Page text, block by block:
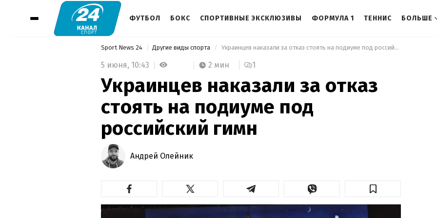
ФУТБОЛ БОКС СПОРТИВНЫЕ ЭКСКЛЮЗИВЫ ФОРМУЛА 1 ТЕННИС БОЛЬШЕ
Sport News 24 Другие виды спорта Украинцев наказали за отказ стоять на подиуме под российский гимн
5 июня, 10:43 2 мин 1
Украинцев наказали за отказ
стоять на подиуме под
российский гимн
Андрей Олейник